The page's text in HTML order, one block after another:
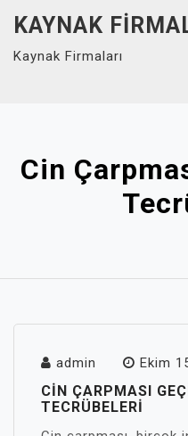
content
KAYNAK
Kaynak Firmaları
Cin
admin Ekim
CIN ÇARPMASI
TECRÜBELERI